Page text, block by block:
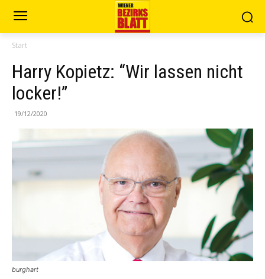
Start
Harry Kopietz: “Wir lassen nicht
locker!”
19/12/2020
burghart